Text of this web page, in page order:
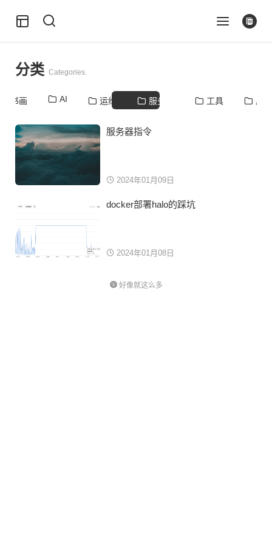
分类 Categories.
书画 AI 运维 服务器 工具 后端
服务器指令
2024年01月09日
docker部署halo的踩坑
2024年01月08日
好像就这么多